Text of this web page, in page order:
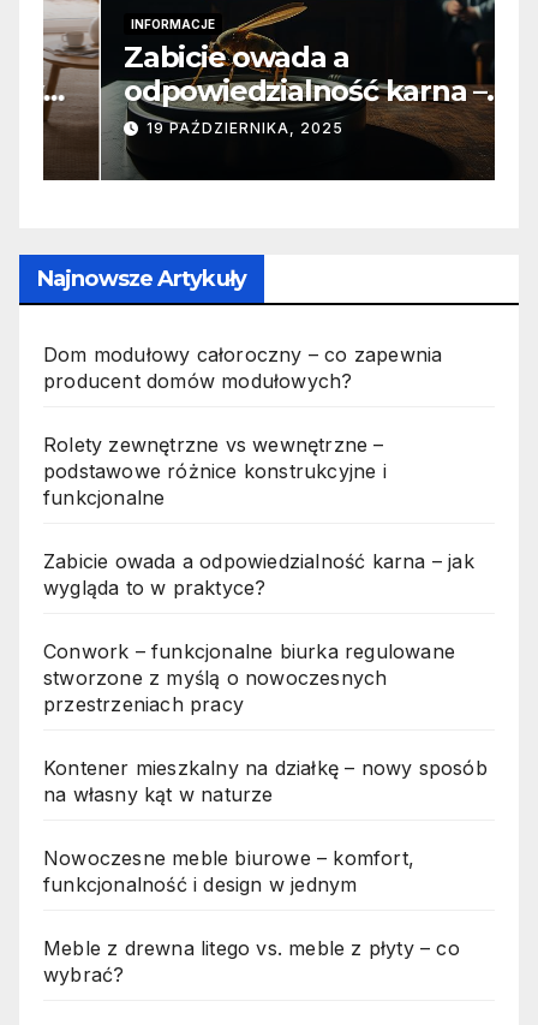
INFORMACJE
Zabicie owada a
odpowiedzialność karna –
jak wygląda to w praktyce?
19 PAŹDZIERNIKA, 2025
Najnowsze Artykuły
Dom modułowy całoroczny – co zapewnia
producent domów modułowych?
Rolety zewnętrzne vs wewnętrzne –
podstawowe różnice konstrukcyjne i
funkcjonalne
Zabicie owada a odpowiedzialność karna – jak
wygląda to w praktyce?
Conwork – funkcjonalne biurka regulowane
stworzone z myślą o nowoczesnych
przestrzeniach pracy
Kontener mieszkalny na działkę – nowy sposób
na własny kąt w naturze
Nowoczesne meble biurowe – komfort,
funkcjonalność i design w jednym
Meble z drewna litego vs. meble z płyty – co
wybrać?